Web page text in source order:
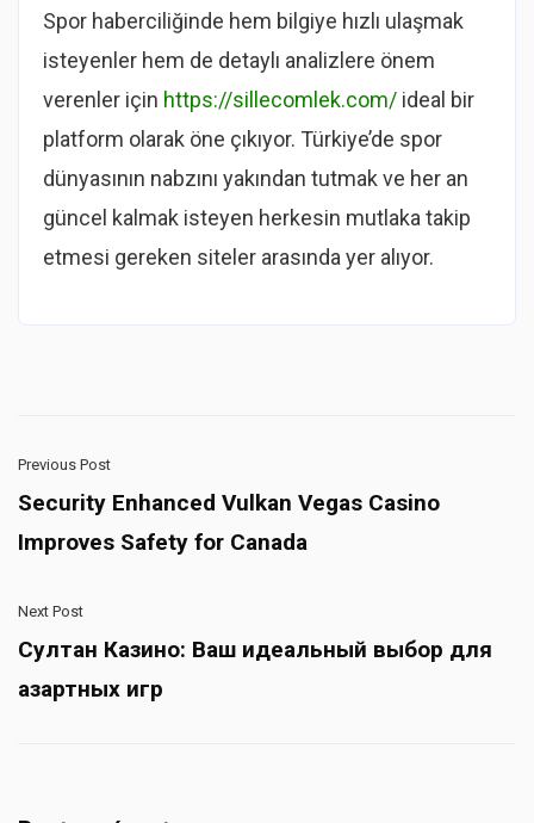
Spor haberciliğinde hem bilgiye hızlı ulaşmak
isteyenler hem de detaylı analizlere önem
verenler için https://sillecomlek.com/ ideal bir
platform olarak öne çıkıyor. Türkiye’de spor
dünyasının nabzını yakından tutmak ve her an
güncel kalmak isteyen herkesin mutlaka takip
etmesi gereken siteler arasında yer alıyor.
Previous Post
Security Enhanced Vulkan Vegas Casino
Improves Safety for Canada
Next Post
Султан Казино: Ваш идеальный выбор для
азартных игр